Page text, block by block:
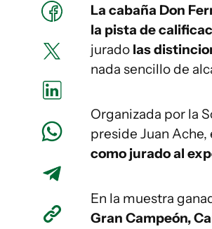
La cabaña Don
la pista de
jurado las
nada sencillo de
Organizada por la
preside Juan Ache,
como jurado al
En la muestra
Gran Campeón,